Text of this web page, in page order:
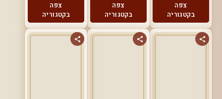
צפה
בקטגוריה
צפה
בקטגוריה
צפה
בקטגוריה